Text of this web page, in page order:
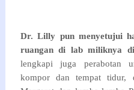
Dr. Lilly pun menyetujui
ruangan di lab miliknya
lengkapi juga perabotan
kompor dan tempat tidur,